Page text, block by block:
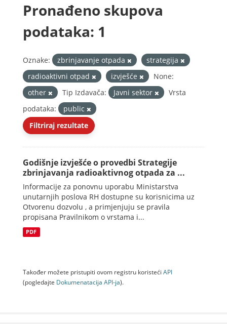
Pronađeno skupova
podataka: 1
Oznake: zbrinjavanje otpada
strategija
radioaktivni otpad
izvješće
None:
other
Tip Izdavača: Javni sektor
Vrsta
podataka:
public
Filtriraj rezultate
Godišnje izvješće o provedbi Strategije
zbrinjavanja radioaktivnog otpada za ...
Informacije za ponovnu uporabu Ministarstva
unutarnjih poslova RH dostupne su korisnicima uz
Otvorenu dozvolu , a primjenjuju se pravila
propisana Pravilnikom o vrstama i...
PDF
Također možete pristupiti ovom registru koristeći API
(pogledajte Dokumenаtаcijа API-jа).